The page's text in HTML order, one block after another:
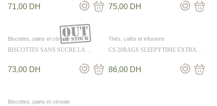
71,00 DH 75,00 DH
Biscottes, pains et céreale
BISCOTTES SANS SUCRE LA
73,00 DH
Thés, cafés et infusions
CS 20BAGS SLEEPYTIME EXTRA
86,00 DH
Biscottes, pains et céreale